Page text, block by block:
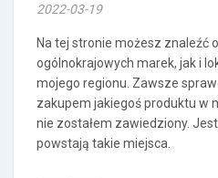
2022-03-19
Na tej stronie możesz znaleźć
ogólnokrajowych marek, jak i
mojego regionu. Zawsze
zakupem jakiegoś produktu w
nie zostałem zawiedziony.
powstają takie miejsca.